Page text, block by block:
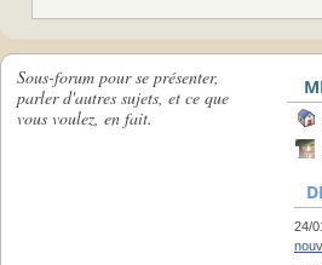
Sous-forum pour se présenter,
parler d'autres sujets, et ce que
vous voulez, en fait.
24/